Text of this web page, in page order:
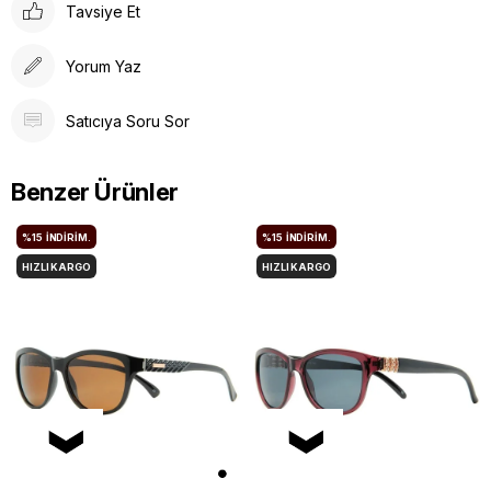
Tavsiye Et
Yorum Yaz
Satıcıya Soru Sor
Benzer Ürünler
%15 İNDIRIM.
HIZLI KARGO
%15 İNDIRIM.
HIZLI KARGO